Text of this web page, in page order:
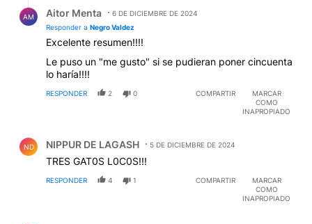
AM Aitor Menta
6 DE DICIEMBRE DE 2024
Responder a Negro Valdez
Excelente resumen!!!!
Le puso un "me gusto" si se pudieran poner cincuenta
lo haría!!!!
RESPONDER 2 0 COMPARTIR
MARCAR
COMO
INAPROPIADO
ND NIPPUR DE LAGASH 5 DE DICIEMBRE DE 2024
TRES GAT0S L0C0S!!!
RESPONDER 4 1 COMPARTIR
MARCAR
COMO
INAPROPIADO